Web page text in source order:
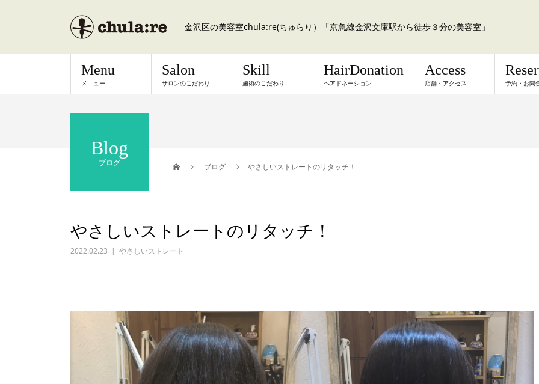
金沢区の美容室chula:re(ちゅらり）「京急線金沢文庫駅から徒歩３分の美容室」
Menu
メニュー
Salon
サロンのこだわり
Skill
施術のこだわり
HairDonation
ヘアドネーション
Access
店舗・アクセス 予約・お問
Blog
ブログ ブログ やさしいストレートのリタッチ！
やさしいストレートのリタッチ！
2022.02.23 やさしいストレート